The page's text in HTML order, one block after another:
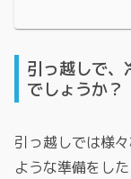
引っ越しで、
でしょうか？
引っ越しでは様
ような準備をし